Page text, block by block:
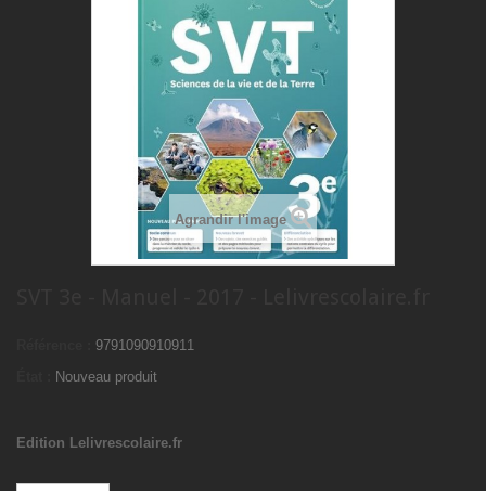
Agrandir l'image
9791090910911
Nouveau produit
Edition Lelivrescolaire.fr